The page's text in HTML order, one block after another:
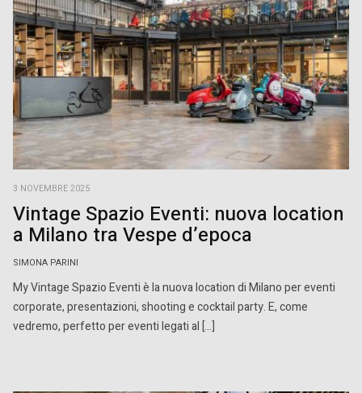
3 NOVEMBRE 2025
Vintage Spazio Eventi: nuova location
a Milano tra Vespe d’epoca
SIMONA PARINI
My Vintage Spazio Eventi è la nuova location di Milano per eventi
corporate, presentazioni, shooting e cocktail party. E, come
vedremo, perfetto per eventi legati al […]